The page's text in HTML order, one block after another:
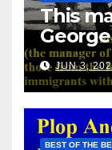
This
with
Hotels
them
JUN 3,
BEST OF THE